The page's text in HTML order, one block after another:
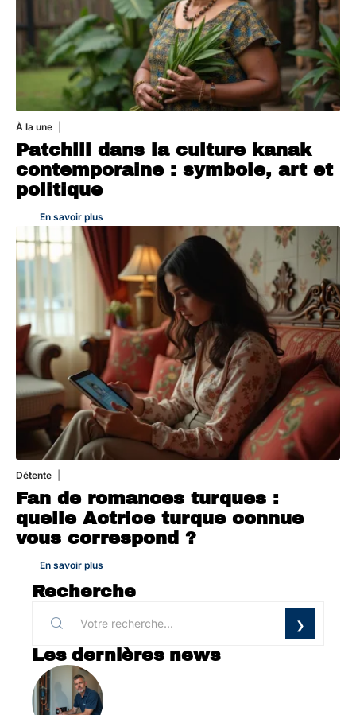
À la une
Patchili dans la culture kanak
contemporaine : symbole, art et
politique
En savoir plus
Détente
Fan de romances turques :
quelle Actrice turque connue
vous correspond ?
En savoir plus
Recherche
Les dernières news